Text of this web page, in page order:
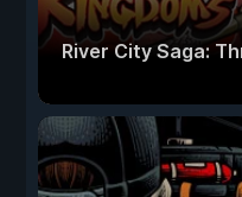
River City Saga: